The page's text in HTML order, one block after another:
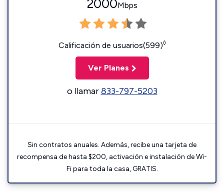
2000Mbps
Calificación de usuarios(599)◊
Ver Planes
o llamar833-797-5203
Sin contratos anuales. Además, recibe una tarjeta de
recompensa de hasta $200, activación e instalación de Wi-
Fi para toda la casa, GRATIS.